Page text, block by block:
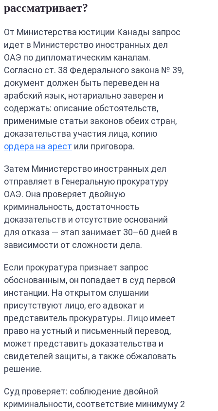
рассматривает?
От Министерства юстиции Канады запрос
идет в Министерство иностранных дел
ОАЭ по дипломатическим каналам.
Согласно ст. 38 Федерального закона № 39,
документ должен быть переведен на
арабский язык, нотариально заверен и
содержать: описание обстоятельств,
применимые статьи законов обеих стран,
доказательства участия лица, копию
ордера на арест или приговора.
Затем Министерство иностранных дел
отправляет в Генеральную прокуратуру
ОАЭ. Она проверяет двойную
криминальность, достаточность
доказательств и отсутствие оснований
для отказа — этап занимает 30–60 дней в
зависимости от сложности дела.
Если прокуратура признает запрос
обоснованным, он попадает в суд первой
инстанции. На открытом слушании
присутствуют лицо, его адвокат и
представитель прокуратуры. Лицо имеет
право на устный и письменный перевод,
может представить доказательства и
свидетелей защиты, а также обжаловать
решение.
Суд проверяет: соблюдение двойной
криминальности, соответствие минимуму 2